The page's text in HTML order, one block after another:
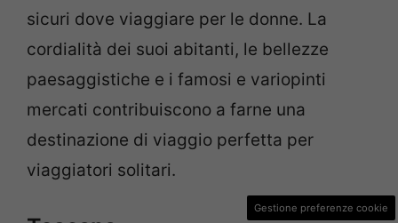
sicuri dove viaggiare per le donne. La
cordialità dei suoi abitanti, le bellezze
paesaggistiche e i famosi e variopinti
mercati contribuiscono a farne una
destinazione di viaggio perfetta per
viaggiatori solitari.
Gestione preferenze cookie